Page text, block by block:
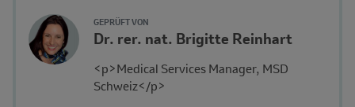
GEPRÜFT VON
Author's
Avatar
Name
Affiliation
Dr. rer. nat. Brigitte Reinhart
Description
<p>Medical Services Manager, MSD
Schweiz</p>